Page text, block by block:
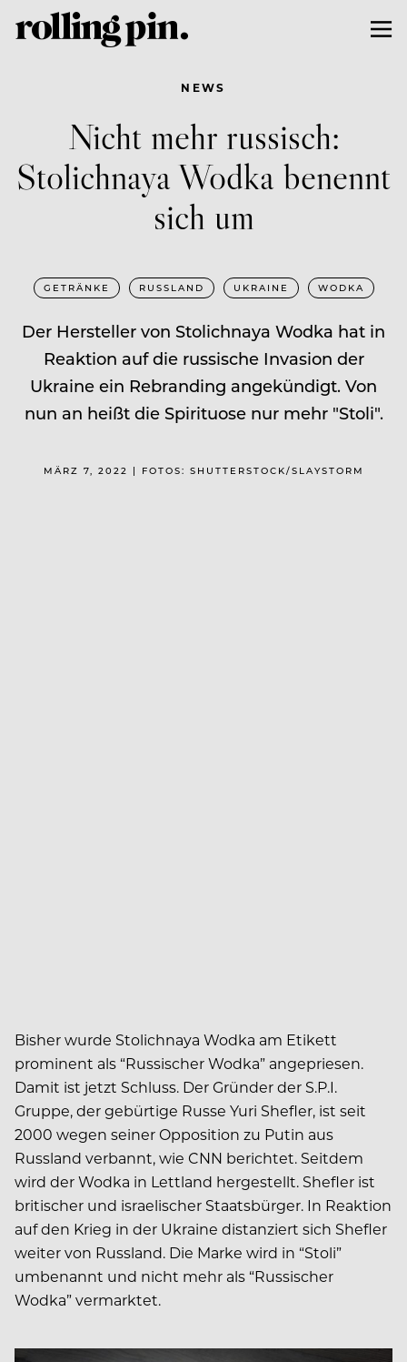
NEWS
Nicht mehr russisch:
Stolichnaya Wodka benennt
sich um
GETRÄNKE RUSSLAND UKRAINE WODKA
Der Hersteller von Stolichnaya Wodka hat in
Reaktion auf die russische Invasion der
Ukraine ein Rebranding angekündigt. Von
nun an heißt die Spirituose nur mehr "Stoli".
MÄRZ 7, 2022 | FOTOS: SHUTTERSTOCK/SLAYSTORM
Bisher wurde Stolichnaya Wodka am Etikett
prominent als “Russischer Wodka” angepriesen.
Damit ist jetzt Schluss. Der Gründer der S.P.I.
Gruppe, der gebürtige Russe Yuri Shefler, ist seit
2000 wegen seiner Opposition zu Putin aus
Russland verbannt, wie CNN berichtet. Seitdem
wird der Wodka in Lettland hergestellt. Shefler ist
britischer und israelischer Staatsbürger. In Reaktion
auf den Krieg in der Ukraine distanziert sich Shefler
weiter von Russland. Die Marke wird in “Stoli”
umbenannt und nicht mehr als “Russischer
Wodka” vermarktet.